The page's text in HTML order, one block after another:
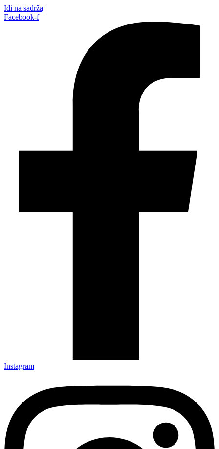
Idi na sadržaj
Facebook-f
Instagram